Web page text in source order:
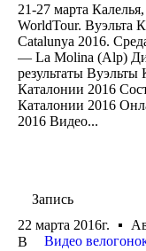
21-27 марта
WorldTour. Вуэльта
Catalunya 2016.
— La Molina (Alp)
результаты
Каталонии 2016
Каталонии 2016
2016 Видео...
Запись
22 марта 2016г.
В
Видео